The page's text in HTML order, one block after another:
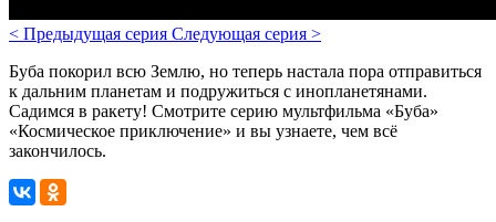
< Предыдущая серия Следующая серия >
Буба покорил всю Землю, но теперь настала пора отправиться
к дальним планетам и подружиться с инопланетянами.
Садимся в ракету! Смотрите серию мультфильма «Буба»
«Космическое приключение» и вы узнаете, чем всё
закончилось.